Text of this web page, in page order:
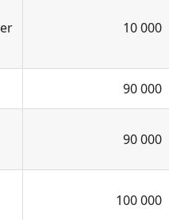
10 000
90 000
90 000
100 000